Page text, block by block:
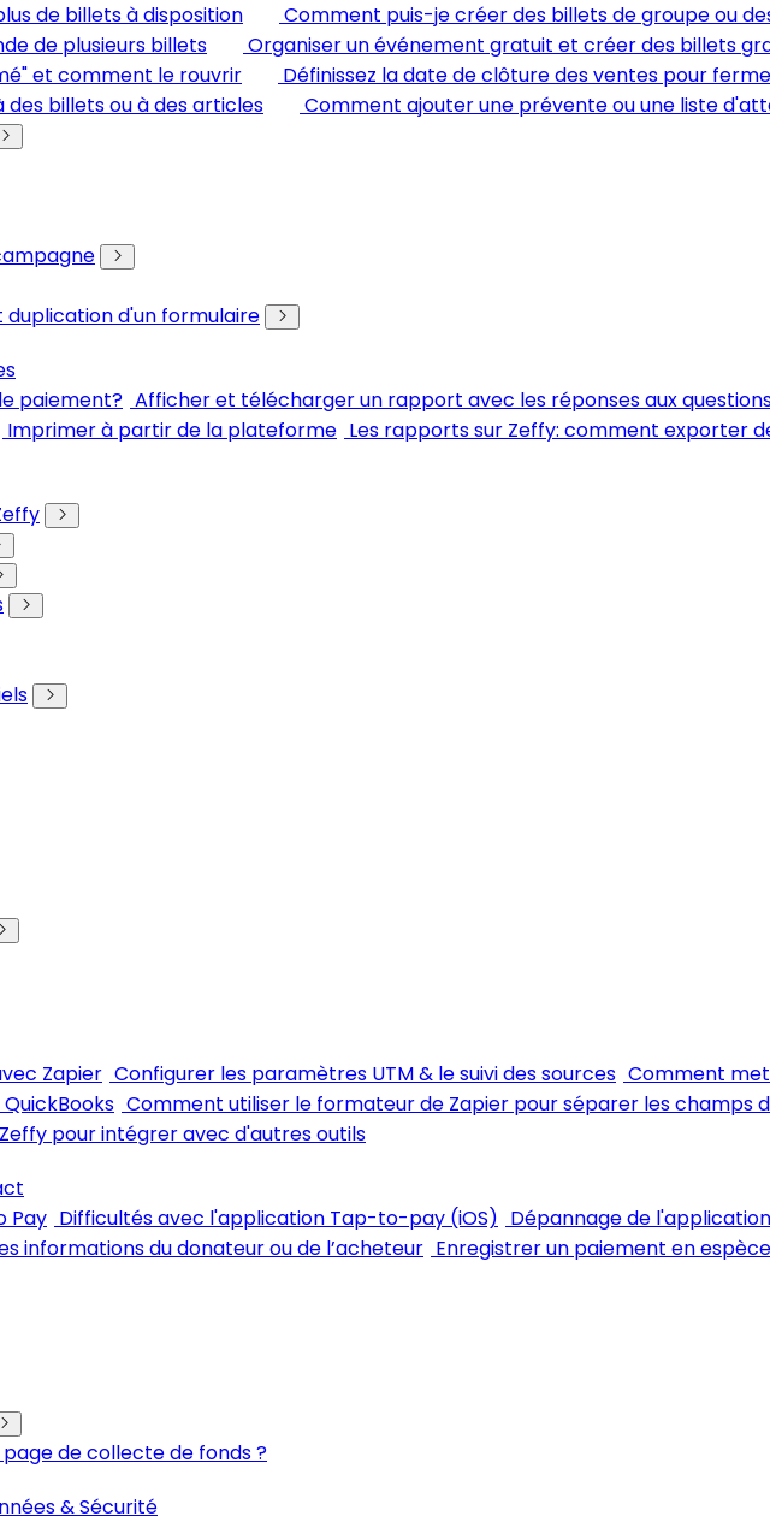
de billets à disposition
Comment puis-je créer des billets de groupe ou
de plusieurs billets
Organiser un événement gratuit et créer des billets
et comment le rouvrir
Définissez la date de clôture des ventes pour
des billets ou à des articles
Comment ajouter une prévente ou une liste
duplication d'un formulaire
paiement? Afficher et télécharger un rapport avec les réponses aux
Imprimer à partir de la plateforme Les rapports sur Zeffy: comment exporter
Zapier Configurer les paramètres UTM & le suivi des sources Comment
Comment utiliser le formateur de Zapier pour séparer les champs
pour intégrer avec d'autres outils
Pay Difficultés avec l'application Tap-to-pay (iOS) Dépannage de
informations du donateur ou de l’acheteur Enregistrer un paiement en
de collecte de fonds ?
& Sécurité